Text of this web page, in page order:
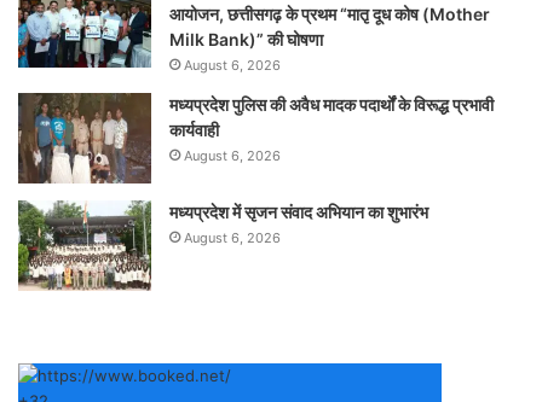
आयोजन, छत्तीसगढ़ के प्रथम “मातृ दूध कोष (Mother
Milk Bank)” की घोषणा
August 6, 2026
मध्यप्रदेश पुलिस की अवैध मादक पदार्थों के विरूद्ध प्रभावी
कार्यवाही
August 6, 2026
मध्यप्रदेश में सृजन संवाद अभियान का शुभारंभ
August 6, 2026